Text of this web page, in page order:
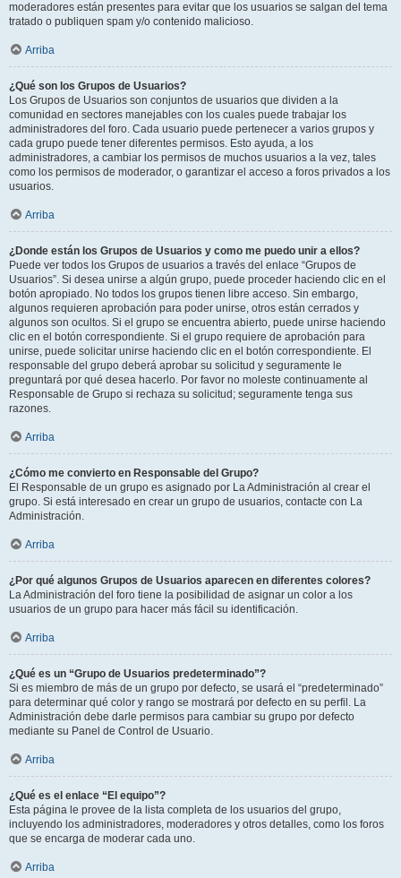
moderadores están presentes para evitar que los usuarios se salgan del tema
tratado o publiquen spam y/o contenido malicioso.
Arriba
¿Qué son los Grupos de Usuarios?
Los Grupos de Usuarios son conjuntos de usuarios que dividen a la
comunidad en sectores manejables con los cuales puede trabajar los
administradores del foro. Cada usuario puede pertenecer a varios grupos y
cada grupo puede tener diferentes permisos. Esto ayuda, a los
administradores, a cambiar los permisos de muchos usuarios a la vez, tales
como los permisos de moderador, o garantizar el acceso a foros privados a los
usuarios.
Arriba
¿Donde están los Grupos de Usuarios y como me puedo unir a ellos?
Puede ver todos los Grupos de usuarios a través del enlace “Grupos de
Usuarios”. Si desea unirse a algún grupo, puede proceder haciendo clic en el
botón apropiado. No todos los grupos tienen libre acceso. Sin embargo,
algunos requieren aprobación para poder unirse, otros están cerrados y
algunos son ocultos. Si el grupo se encuentra abierto, puede unirse haciendo
clic en el botón correspondiente. Si el grupo requiere de aprobación para
unirse, puede solicitar unirse haciendo clic en el botón correspondiente. El
responsable del grupo deberá aprobar su solicitud y seguramente le
preguntará por qué desea hacerlo. Por favor no moleste continuamente al
Responsable de Grupo si rechaza su solicitud; seguramente tenga sus
razones.
Arriba
¿Cómo me convierto en Responsable del Grupo?
El Responsable de un grupo es asignado por La Administración al crear el
grupo. Si está interesado en crear un grupo de usuarios, contacte con La
Administración.
Arriba
¿Por qué algunos Grupos de Usuarios aparecen en diferentes colores?
La Administración del foro tiene la posibilidad de asignar un color a los
usuarios de un grupo para hacer más fácil su identificación.
Arriba
¿Qué es un “Grupo de Usuarios predeterminado”?
Si es miembro de más de un grupo por defecto, se usará el “predeterminado”
para determinar qué color y rango se mostrará por defecto en su perfil. La
Administración debe darle permisos para cambiar su grupo por defecto
mediante su Panel de Control de Usuario.
Arriba
¿Qué es el enlace “El equipo”?
Esta página le provee de la lista completa de los usuarios del grupo,
incluyendo los administradores, moderadores y otros detalles, como los foros
que se encarga de moderar cada uno.
Arriba